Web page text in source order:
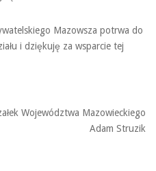
Mazowsza potrwa do
i dziękuję za wsparcie tej
Województwa Mazowieckiego
Adam Struzik